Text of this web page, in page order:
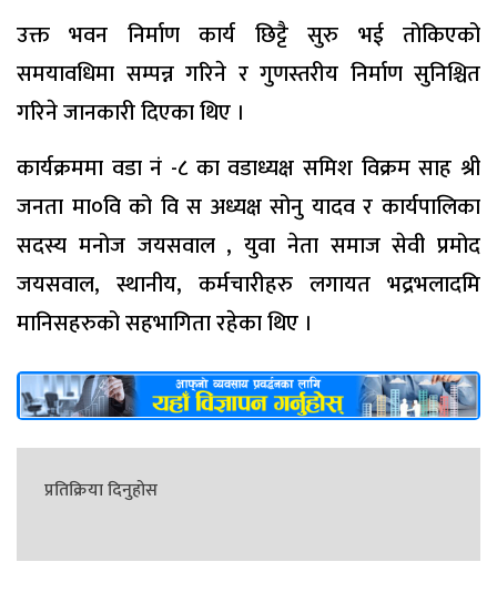
उक्त भवन निर्माण कार्य छिट्टै सुरु भई तोकिएको
समयावधिमा सम्पन्न गरिने र गुणस्तरीय निर्माण सुनिश्चित
गरिने जानकारी दिएका थिए ।
कार्यक्रममा वडा नं -८ का वडाध्यक्ष समिश विक्रम साह श्री
जनता मा०वि को वि स अध्यक्ष सोनु यादव र कार्यपालिका
सदस्य मनोज जयसवाल , युवा नेता समाज सेवी प्रमोद
जयसवाल, स्थानीय, कर्मचारीहरु लगायत भद्रभलादमि
मानिसहरुको सहभागिता रहेका थिए ।
प्रतिक्रिया दिनुहोस